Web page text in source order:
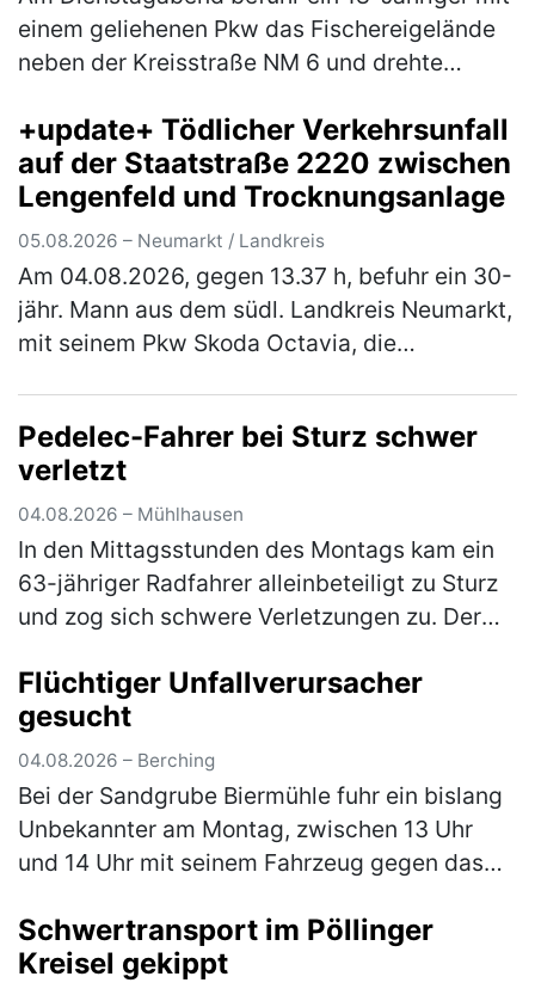
einem geliehenen Pkw das Fischereigelände
neben der Kreisstraße NM 6 und drehte
Hierbei verlor der Fahranfänger …(mehr)
+update+ Tödlicher Verkehrsunfall
auf der Staatstraße 2220 zwischen
Lengenfeld und Trocknungsanlage
05.08.2026 – Neumarkt / Landkreis
Am 04.08.2026, gegen 13.37 h, befuhr ein 30-
jähr. Mann aus dem südl. Landkreis Neumarkt,
mit seinem Pkw Skoda Octavia, die
(mehr)
Pedelec-Fahrer bei Sturz schwer
verletzt
04.08.2026 – Mühlhausen
In den Mittagsstunden des Montags kam ein
63-jähriger Radfahrer alleinbeteiligt zu Sturz
und zog sich schwere Verletzungen zu. Der
Radweg von Weihersdorf in Richtun…
Flüchtiger Unfallverursacher
gesucht
04.08.2026 – Berching
Bei der Sandgrube Biermühle fuhr ein bislang
Unbekannter am Montag, zwischen 13 Uhr
und 14 Uhr mit seinem Fahrzeug gegen das
Sachschaden in Höhe von rund 5.000 €. Der…
(mehr)
Schwertransport im Pöllinger
Kreisel gekippt